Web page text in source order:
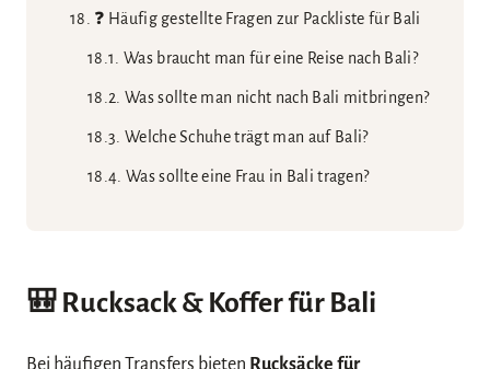
❓ Häufig gestellte Fragen zur Packliste für Bali
Was braucht man für eine Reise nach Bali?
Was sollte man nicht nach Bali mitbringen?
Welche Schuhe trägt man auf Bali?
Was sollte eine Frau in Bali tragen?
🎒 Rucksack & Koffer für Bali
Bei häufigen Transfers bieten Rucksäcke für